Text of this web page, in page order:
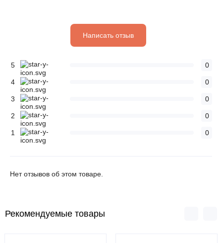
Написать отзыв
5 0
4 0
3 0
2 0
1 0
Нет отзывов об этом товаре.
Рекомендуемые товары